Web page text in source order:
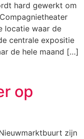
hard gewerkt om
locatie waar de
centrale expositie
de hele maand […]
op
zijn